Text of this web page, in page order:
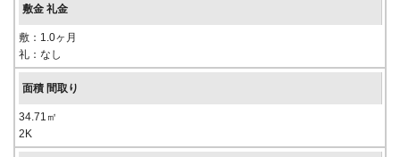
敷：1.0ヶ月
礼：なし
34.71㎡
2K